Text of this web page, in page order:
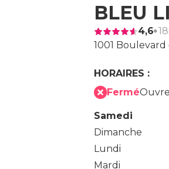
BLEU
4,6
1001
HORAIRES :
Fermé
Samedi
Dimanche
Lundi
Mardi